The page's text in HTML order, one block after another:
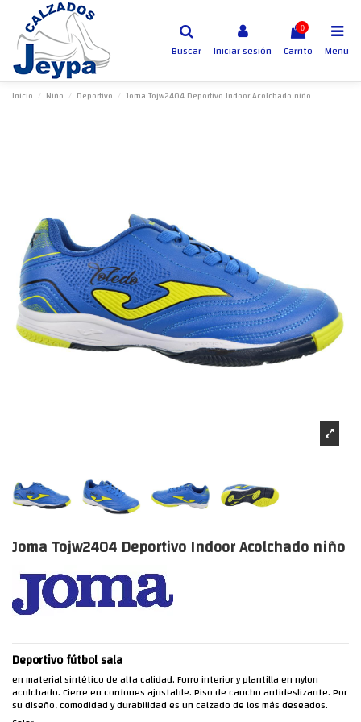
Buscar Iniciar sesión
0
Carrito Menu
Inicio Niño Deportivo Joma Tojw2404 Deportivo Indoor Acolchado niño
Joma Tojw2404 Deportivo Indoor Acolchado niño
Deportivo fútbol sala
en material sintético de alta calidad. Forro interior y plantilla en nylon
acolchado. Cierre en cordones ajustable. Piso de caucho antideslizante. Por
su diseño, comodidad y durabilidad es un calzado de los más deseados.